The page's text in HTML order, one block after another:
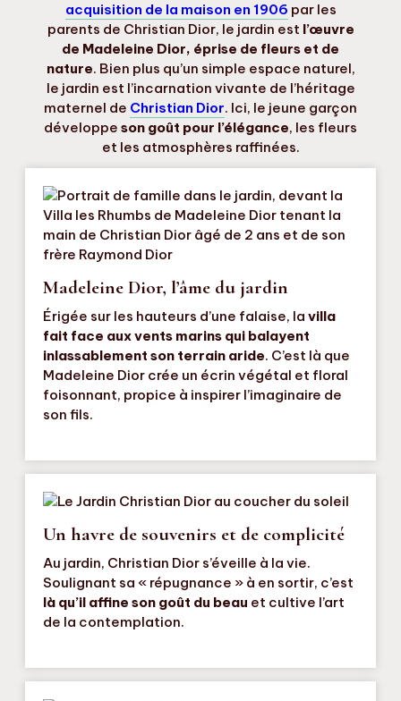
acquisition de la maison en 1906 par les
parents de Christian Dior, le jardin est l’œuvre
de Madeleine Dior, éprise de fleurs et de
nature. Bien plus qu’un simple espace naturel,
le jardin est l’incarnation vivante de l’héritage
maternel de Christian Dior. Ici, le jeune garçon
développe son goût pour l’élégance, les fleurs
et les atmosphères raffinées.
Madeleine Dior, l’âme du jardin
Érigée sur les hauteurs d’une falaise, la villa
fait face aux vents marins qui balayent
inlassablement son terrain aride. C’est là que
Madeleine Dior crée un écrin végétal et floral
foisonnant, propice à inspirer l’imaginaire de
son fils.
Un havre de souvenirs et de complicité
Au jardin, Christian Dior s’éveille à la vie.
Soulignant sa « répugnance » à en sortir, c’est
là qu’il affine son goût du beau et cultive l’art
de la contemplation.